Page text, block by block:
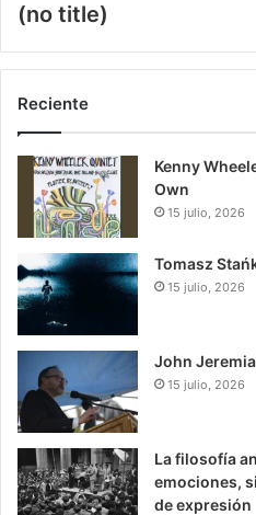
(no title)
Reciente
Kenny
Own
15 julio, 2026
Tomasz
15 julio, 2026
John
15 julio, 2026
La filosofía
emociones,
de expresión